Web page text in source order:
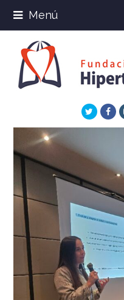
Menú
Twitter